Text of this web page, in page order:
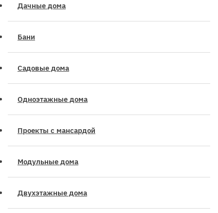
Дачные дома
Бани
Садовые дома
Одноэтажные дома
Проекты с мансардой
Модульные дома
Двухэтажные дома